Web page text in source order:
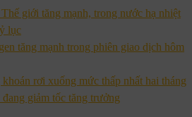
giới tăng mạnh, trong nước hạ nhiệt
lục
tăng mạnh trong phiên giao dịch hôm
rơi xuống mức thấp nhất hai tháng
giảm tốc tăng trưởng